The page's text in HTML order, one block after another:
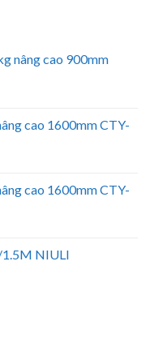
nâng cao 900mm
cao 1600mm CTY-
cao 1600mm CTY-
1.5M NIULI